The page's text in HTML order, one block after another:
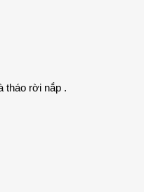
tháo rời nắp .